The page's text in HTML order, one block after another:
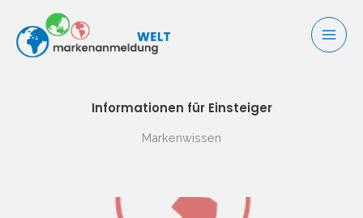
Inhalt
springen
Informationen für Einsteiger
Markenwissen